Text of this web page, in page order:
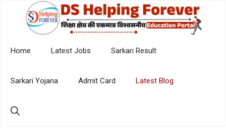
Home Latest Jobs Sarkari Result
Sarkari Yojana Admit Card Latest Blog